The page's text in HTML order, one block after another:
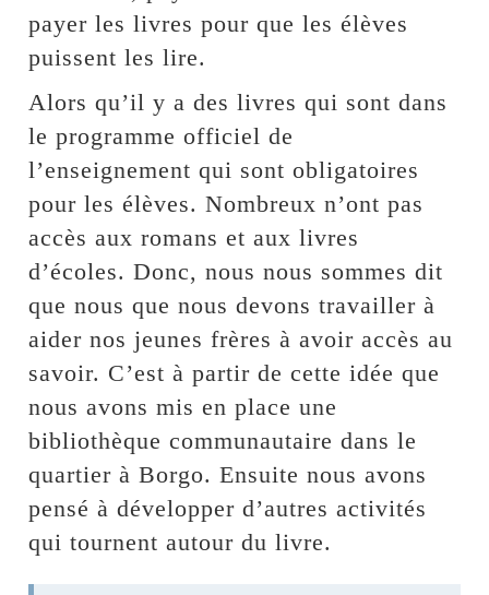
payer les livres pour que les élèves
puissent les lire.
Alors qu’il y a des livres qui sont dans
le programme officiel de
l’enseignement qui sont obligatoires
pour les élèves. Nombreux n’ont pas
accès aux romans et aux livres
d’écoles. Donc, nous nous sommes dit
que nous que nous devons travailler à
aider nos jeunes frères à avoir accès au
savoir. C’est à partir de cette idée que
nous avons mis en place une
bibliothèque communautaire dans le
quartier à Borgo. Ensuite nous avons
pensé à développer d’autres activités
qui tournent autour du livre.